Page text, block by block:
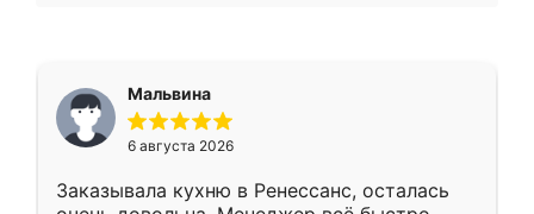
Мальвина
6 августа 2026
Заказывала кухню в Ренессанс, осталась